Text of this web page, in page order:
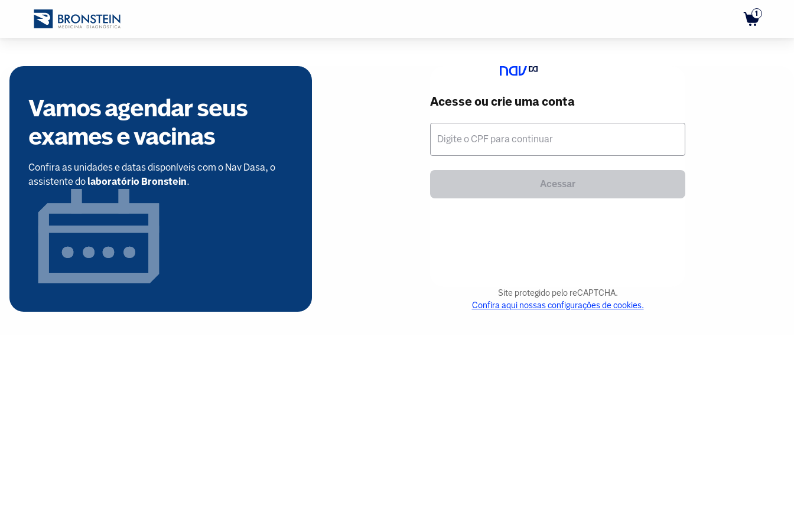
1
Vamos agendar seus
exames e vacinas
Confira as unidades e datas disponíveis com o Nav Dasa, o
assistente dolaboratório Bronstein.
Acesse ou crie uma conta
Digite o CPF para continuar
Acessar
Site protegido pelo reCAPTCHA.
Confira aqui nossas configurações de cookies.